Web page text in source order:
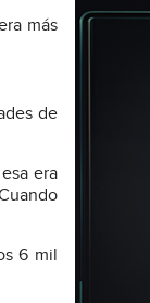
más
de
era
6 mil